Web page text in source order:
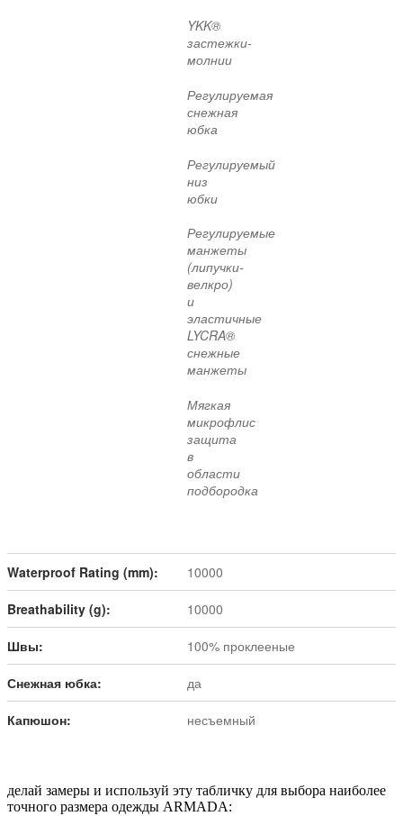
YKK®
застежки-
молнии
Регулируемая
снежная
юбка
Регулируемый
низ
юбки
Регулируемые
манжеты
(липучки-
велкро)
и
эластичные
LYCRA®
снежные
манжеты
Мягкая
микрофлис
защита
в
области
подбородка
Waterproof Rating (mm): 10000
Breathability (g): 10000
Швы: 100% проклееные
Снежная юбка: да
Капюшон: несъемный
делай замеры и используй эту табличку для выбора наиболее
точного размера одежды ARMADA: